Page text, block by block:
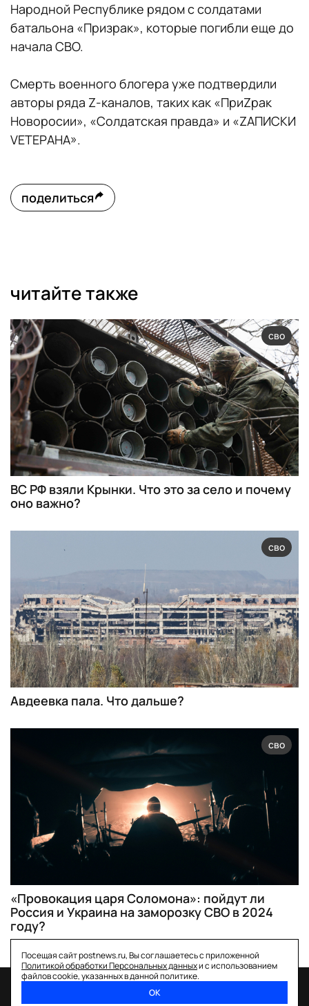
Народной Республике рядом с солдатами
батальона «Призрак», которые погибли еще до
начала СВО.
Смерть военного блогера уже подтвердили
авторы ряда Z-каналов, таких как «ПриZрак
Новоросии», «Солдатская правда» и «ZАПИСКИ
VЕТЕРАНА».
поделиться
читайте также
сво
ВС РФ взяли Крынки. Что это за село и почему
оно важно?
сво
Авдеевка пала. Что дальше?
сво
«Провокация царя Соломона»: пойдут ли
Россия и Украина на заморозку СВО в 2024
году?
Посещая сайт postnews.ru, Вы соглашаетесь с приложенной
Политикой обработки Персональных данныхи с использованием
файлов cookie, указанных в данной политике.
ОК